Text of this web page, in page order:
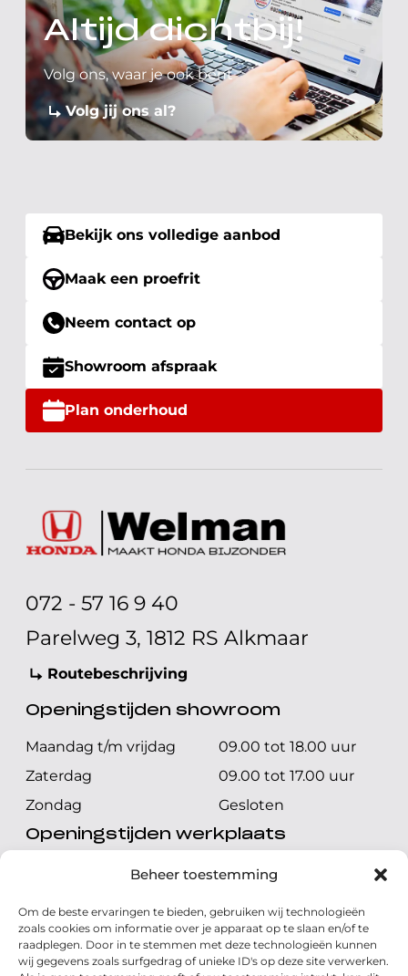
Beheer toestemming
Om de beste ervaringen te bieden, gebruiken wij technologieën
zoals cookies om informatie over je apparaat op te slaan en/of te
raadplegen. Door in te stemmen met deze technologieën kunnen
wij gegevens zoals surfgedrag of unieke ID's op deze site verwerken.
Altijd dichtbij!
Volg ons, waar je ook bent
Volg jij ons al?
Bekijk ons volledige aanbod
Maak een proefrit
Neem contact op
Showroom afspraak
Plan onderhoud
072 - 57 16 9 40
Parelweg 3, 1812 RS Alkmaar
Routebeschrijving
Openingstijden showroom
Maandag t/m vrijdag
09.00 tot 18.00 uur
Zaterdag
09.00 tot 17.00 uur
Zondag
Gesloten
Openingstijden werkplaats
Maandag t/m vrijdag
08.00 tot 17.00 uur
Zondag
Gesloten